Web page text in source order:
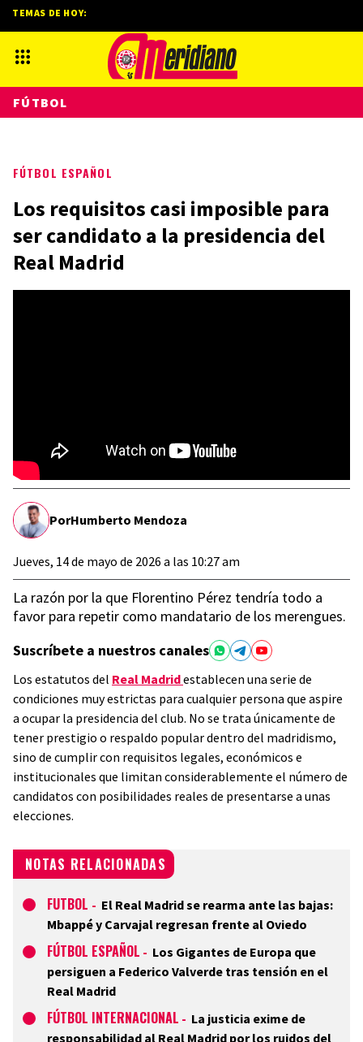
FÚTBOL ESPAÑOL
Los requisitos casi imposible para
ser candidato a la presidencia del
Real Madrid
PorHumberto Mendoza
Jueves, 14 de mayo de 2026 a las 10:27 am
La razón por la que Florentino Pérez tendría todo a
favor para repetir como mandatario de los merengues.
Suscríbete a nuestros canales
Los estatutos del Real Madridestablecen una serie de
condiciones muy estrictas para cualquier persona que aspire
a ocupar la presidencia del club. No se trata únicamente de
tener prestigio o respaldo popular dentro del madridismo,
sino de cumplir con requisitos legales, económicos e
institucionales que limitan considerablemente el número de
candidatos con posibilidades reales de presentarse a unas
elecciones.
NOTAS RELACIONADAS
FUTBOL - El Real Madrid se rearma ante las bajas:
Mbappé y Carvajal regresan frente al Oviedo
FÚTBOL ESPAÑOL - Los Gigantes de Europa que
persiguen a Federico Valverde tras tensión en el
Real Madrid
FÚTBOL INTERNACIONAL - La justicia exime de
responsabilidad al Real Madrid por los ruidos del
TEMAS DE HOY:
FÚTBOL